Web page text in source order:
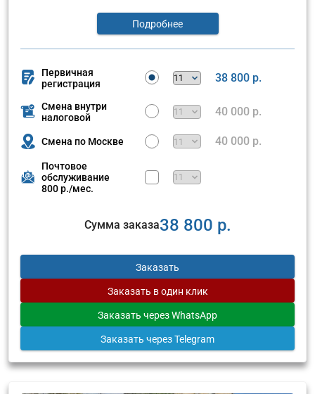
Подробнее
Первичная
регистрация
38 800 р.
Смена внутри
налоговой
40 000 р.
Смена по Москве 40 000 р.
Почтовое
обслуживание
800 р./мес.
Сумма заказа38 800 р.
Заказать
Заказать в один клик
Заказать через WhatsApp
Заказать через Telegram